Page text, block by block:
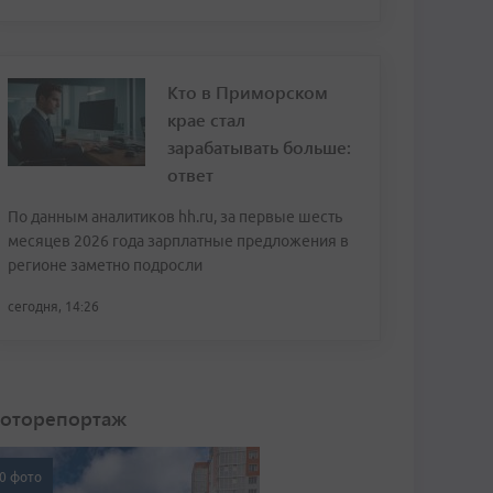
Кто в Приморском
крае стал
зарабатывать больше:
ответ
По данным аналитиков hh.ru, за первые шесть
месяцев 2026 года зарплатные предложения в
регионе заметно подросли
сегодня, 14:26
фото